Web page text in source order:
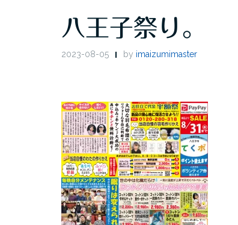
八王子祭り。
2023-08-05 by imaizumimaster